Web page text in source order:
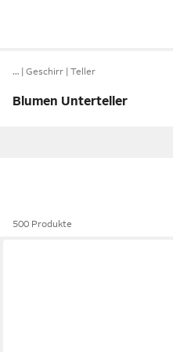
… Geschirr Teller
Blumen Unterteller
500 Produkte